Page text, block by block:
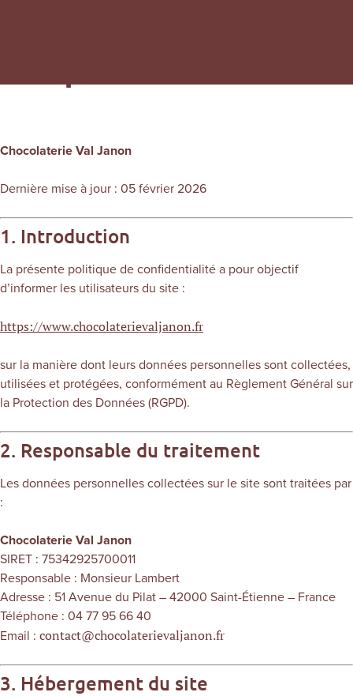
Politique de confidentialité
Chocolaterie Val Janon
Dernière mise à jour : 05 février 2026
1. Introduction
La présente politique de confidentialité a pour objectif
d’informer les utilisateurs du site :
https://www.chocolaterievaljanon.fr
sur la manière dont leurs données personnelles sont collectées,
utilisées et protégées, conformément au Règlement Général sur
la Protection des Données (RGPD).
2. Responsable du traitement
Les données personnelles collectées sur le site sont traitées par
:
Chocolaterie Val Janon
SIRET : 75342925700011
Responsable : Monsieur Lambert
Adresse : 51 Avenue du Pilat – 42000 Saint-Étienne – France
Téléphone : 04 77 95 66 40
Email : contact@chocolaterievaljanon.fr
3. Hébergement du site